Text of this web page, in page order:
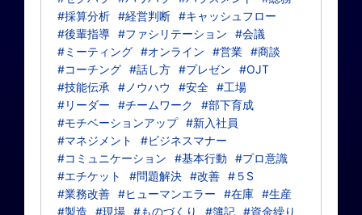
#採算分析 #経営判断 #キャッシュフロー
#後輩指導 #ファシリテーション
#会議
#ミーティング #オンライン #営業 #商談
#コーチング #話し方 #プレゼン
#OJT
#技能伝承
#ノウハウ #安全 #工場
#リーダー
#チームワーク
#部下育成
#モチベーションアップ #新入社員
#マネジメント
#ビジネスマナー
#コミュニケーション
#基本行動
#プロ意識
#エチケット
#問題解決 #改善 #５S
#業務改善 #ヒューマンエラー #在庫 #生産
#製造
#現場 #ものづくり #簿記 #資金繰り